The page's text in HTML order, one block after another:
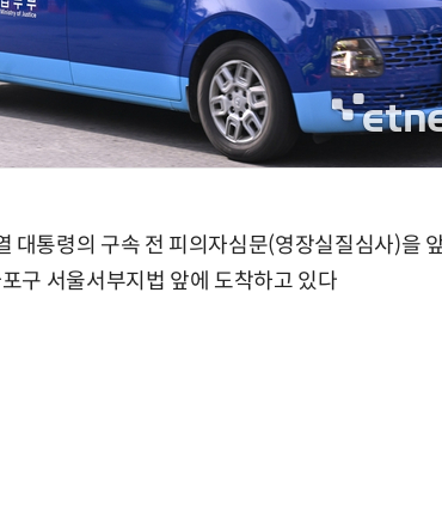
대통령의 구속 전 피의자심문(영장실질심사)을
구 서울서부지법 앞에 도착하고 있다